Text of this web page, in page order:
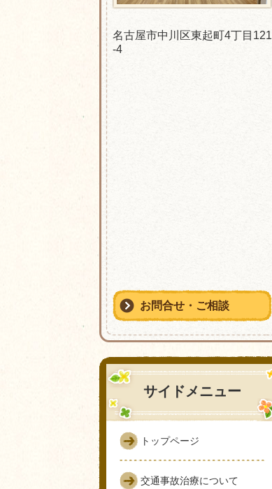
名古屋市中川区東起町4丁目121
-4
お問合せ・ご相談
サイドメニュー
トップページ
交通事故治療について